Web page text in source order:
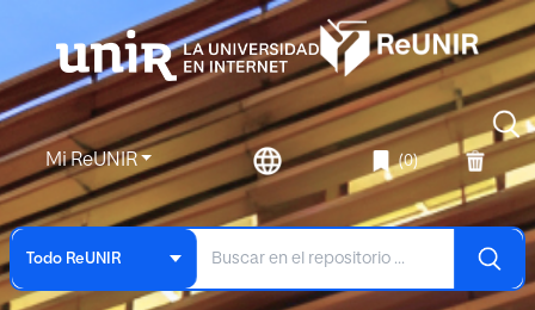
Mi ReUNIR (0)
Todo ReUNIR